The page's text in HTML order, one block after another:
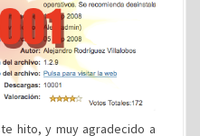
hito, y muy agradecido a